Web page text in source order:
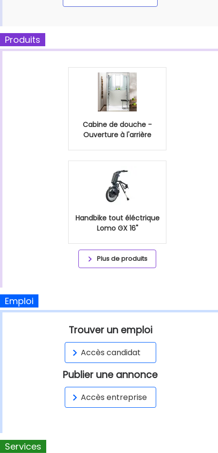
Produits
Cabine de douche -
Ouverture à l'arrière
Handbike tout éléctrique
Lomo GX 16"
Plus de produits
Emploi
Trouver un emploi
Accès candidat
Publier une annonce
Accès entreprise
Services